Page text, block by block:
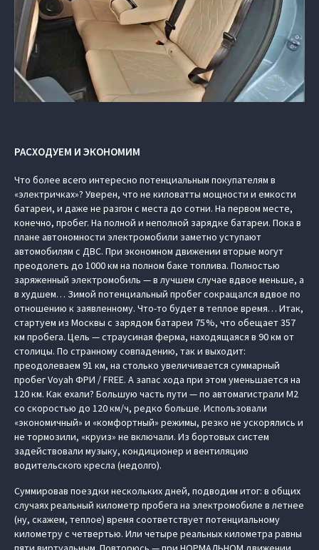
РАСХОДУЕМ И ЭКОНОМИМ
Что более всего интересно потенциальным покупателям в
«электричках»? Уверен, что не киловатты мощности и емкости
батареи, и даже не разгон с места до сотни. На первом месте,
конечно, пробег. На полной и неполной зарядке батареи. Пока в
плане автономности электромобили заметно уступают
автомобилям с ДВС. При экономном движении вторые могут
преодолеть до 1000 км на полном баке топлива. Полностью
заряженный электромобиль — в лучшем случае вдвое меньше, а
в худшем… Зимой потенциальный пробег сокращался вдвое по
отношению к заявленному. Что-то будет в теплое время… Итак,
стартуем из Москвы с зарядом батареи 75 %, что обещает 357
км пробега. Цель — страусиная ферма, находящаяся в 90 км от
столицы. По странному совпадению, так и выходит:
преодолеваем 91 км, на столько увеличивается суммарный
пробег Voyah ФРИ / FREE. А запас хода при этом уменьшается на
120 км. Как ехали? Большую часть пути — по автомагистрали М2
со скоростью до 120 км/ч, редко больше. Использовали
«экономичный» и «комфортный» режимы, резко не ускорялись и
не тормозили, «круиз» не включали. Из бортовых систем
задействовали музыку, кондиционер и вентиляцию
водительского кресла (недолго).
Суммировав поездки нескольких дней, подводим итог: в общих
случаях реальный километр пробега на электромобиле в летнее
(ну, скажем, теплое) время соответствует потенциальному
километру с четвертью. Или четыре реальных километра равны